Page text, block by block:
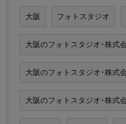
大阪 フォトスタジオ
大阪のフォトスタジオ･株式
大阪のフォトスタジオ･株式
大阪のフォトスタジオ･株式